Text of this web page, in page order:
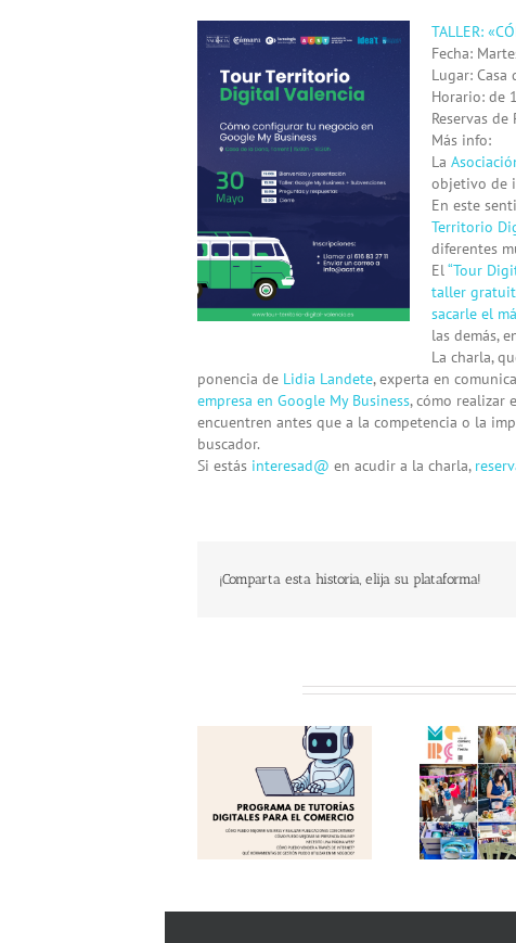
Larger
Image
TALLER:
Fecha:
Lugar: Casa
Horario: de
Reservas
Más info:
La
objetivo de
En este
Territorio
diferentes
El“Tour
taller
sacarle el
las demás,
La charla,
ponencia de Lidia Landete, experta en
empresa en Google My Business, cómo realizar
encuentren antes que a la competencia o la
buscador.
Si estás interesad@ en acudir a la charla,
¡Comparta esta historia, elija su plataforma!
Éxito en una nueva
edición del «Comerç
al Carrer de
Torrent»! Gracias!
Te
el